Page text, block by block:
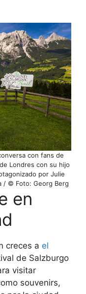
con fans de
Londres con su hijo
por Julie
/ © Foto: Georg Berg
en
creces a el
de Salzburgo
visitar
souvenirs,